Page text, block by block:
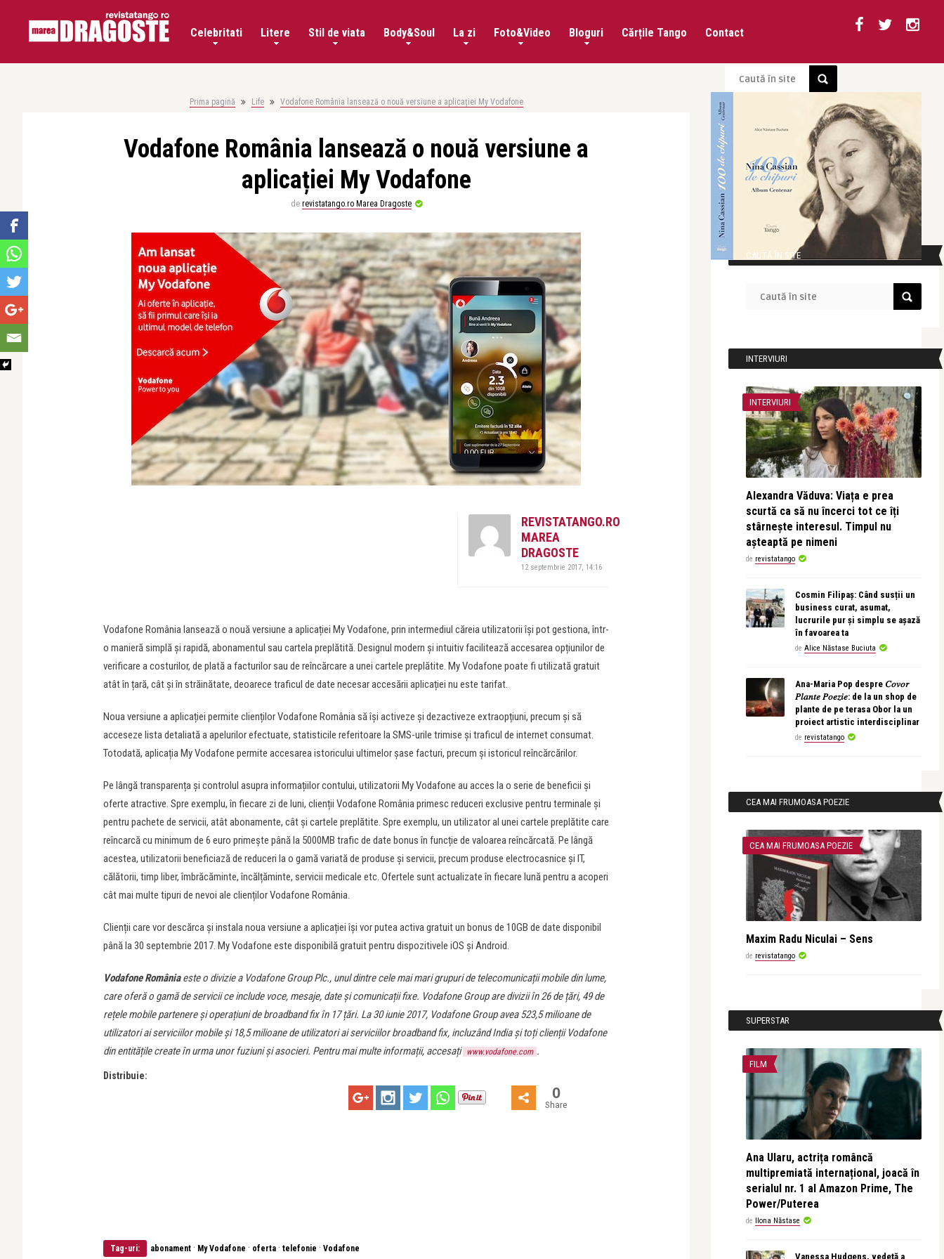
Celebritati Litere Stil de viata Body&Soul La zi Foto&Video Bloguri Cărțile Tango Contact
Prima pagină Life Vodafone România lansează o nouă versiune a aplicației My Vodafone
Vodafone România lansează o nouă versiune a
aplicației My Vodafone
de revistatango.ro Marea Dragoste
REVISTATANGO.RO
MAREA
DRAGOSTE
12 septembrie 2017, 14:16
Vodafone România lansează o nouă versiune a aplicației My Vodafone, prin intermediul căreia utilizatorii își pot gestiona, într-
o manieră simplă și rapidă, abonamentul sau cartela preplătită. Designul modern și intuitiv facilitează accesarea opțiunilor de
verificare a costurilor, de plată a facturilor sau de reîncărcare a unei cartele preplătite. My Vodafone poate fi utilizată gratuit
atât în țară, cât și în străinătate, deoarece traficul de date necesar accesării aplicației nu este tarifat.
Noua versiune a aplicației permite clienților Vodafone România să își activeze și dezactiveze extraopțiuni, precum și să
acceseze lista detaliată a apelurilor efectuate, statisticile referitoare la SMS-urile trimise și traficul de internet consumat.
Totodată, aplicația My Vodafone permite accesarea istoricului ultimelor șase facturi, precum și istoricul reîncărcărilor.
Pe lângă transparența și controlul asupra informațiilor contului, utilizatorii My Vodafone au acces la o serie de beneficii și
oferte atractive. Spre exemplu, în fiecare zi de luni, clienții Vodafone România primesc reduceri exclusive pentru terminale și
pentru pachete de servicii, atât abonamente, cât și cartele preplătite. Spre exemplu, un utilizator al unei cartele preplătite care
reîncarcă cu minimum de 6 euro primește până la 5000MB trafic de date bonus în funcție de valoarea reîncărcată. Pe lângă
acestea, utilizatorii beneficiază de reduceri la o gamă variată de produse și servicii, precum produse electrocasnice și IT,
călătorii, timp liber, îmbrăcăminte, încălțăminte, servicii medicale etc. Ofertele sunt actualizate în fiecare lună pentru a acoperi
cât mai multe tipuri de nevoi ale clienților Vodafone România.
Clienții care vor descărca și instala noua versiune a aplicației își vor putea activa gratuit un bonus de 10GB de date disponibil
până la 30 septembrie 2017. My Vodafone este disponibilă gratuit pentru dispozitivele iOS și Android.
Vodafone Româniaeste o divizie a Vodafone Group Plc., unul dintre cele mai mari grupuri de telecomunicații mobile din lume,
care oferă o gamă de servicii ce include voce, mesaje, date și comunicații fixe. Vodafone Group are divizii în 26 de țări, 49 de
rețele mobile partenere și operațiuni de broadband fix în 17 țări. La 30 iunie 2017, Vodafone Group avea 523,5 milioane de
utilizatori ai serviciilor mobile și 18,5 milioane de utilizatori ai serviciilor broadband fix, incluzând India și toți clienții Vodafone
din entitățile create în urma unor fuziuni și asocieri. Pentru mai multe informații, accesați www.vodafone.com .
Distribuie:
0
Share
Tag-uri: abonament · My Vodafone · oferta · telefonie · Vodafone
CAUTĂ ÎN SITE
INTERVIURI
INTERVIURI
Alexandra Văduva: Viața e prea
scurtă ca să nu încerci tot ce îți
stârnește interesul. Timpul nu
așteaptă pe nimeni
de revistatango
Cosmin Filipaș: Când susții un
business curat, asumat,
lucrurile pur și simplu se așază
în favoarea ta
de Alice Năstase Buciuta
Ana-Maria Pop despre 𝐶𝑜𝑣𝑜𝑟
𝑃𝑙𝑎𝑛𝑡𝑒 𝑃𝑜𝑒𝑧𝑖𝑒: de la un shop de
plante de pe terasa Obor la un
proiect artistic interdisciplinar
de revistatango
CEA MAI FRUMOASA POEZIE
CEA MAI FRUMOASA POEZIE
Maxim Radu Niculai – Sens
de revistatango
SUPERSTAR
FILM
Ana Ularu, actrița româncă
multipremiată internațional, joacă în
serialul nr. 1 al Amazon Prime, The
Power/Puterea
de Ilona Năstase
Vanessa Hudgens, vedetă a